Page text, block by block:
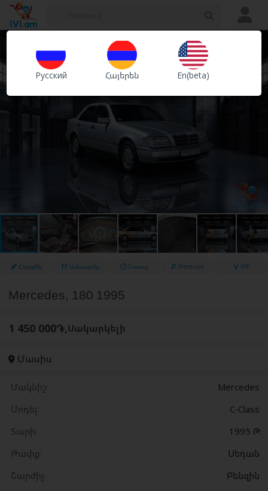
Русский Հայերեն En(beta)
Հայտարարություններ
Խանութներ
Ընդգծել Ամրացնել Շտապ Premium VIP
Mercedes, 180 1995
1 450 000֏,Սակարկելի
Մասիս
Մակնիշ:
Mercedes
Մոդել:
C-Class
Տարի:
1995 Թ.
Թափք:
Սեդան
Շարժիչ:
Բենզին